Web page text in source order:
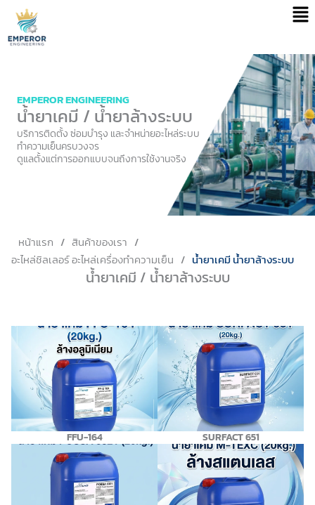
content
EMPEROR ENGINEERING
น้ำยาเคมี / น้ำยาล้างระบบ
บริการติดตั้ง ซ่อมบำรุง และจำหน่ายอะไหล่ระบบ
ทำความเย็นครบวงจร
ดูแลตั้งแต่การออกแบบจนถึงการใช้งานจริง
หน้าแรก / สินค้าของเรา /
อะไหล่ชิลเลอร์ อะไหล่เครื่องทำความเย็น / น้ำยาเคมี น้ำยาล้างระบบ
น้ำยาเคมี / น้ำยาล้างระบบ
FFU-164 SURFACT 651